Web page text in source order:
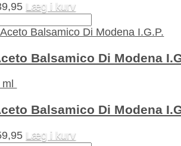
Læg i kurv
Balsamico Di Modena
Balsamico Di Modena
Læg i kurv